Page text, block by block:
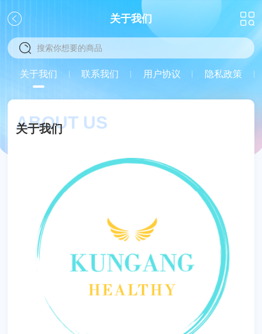
关于我们
关于我们 联系我们 用户协议 隐私政策
ABOUT US
关于我们